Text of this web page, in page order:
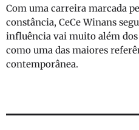
Com uma carreira marcada
constância, CeCe Winans
influência vai muito além
como uma das maiores
contemporânea.